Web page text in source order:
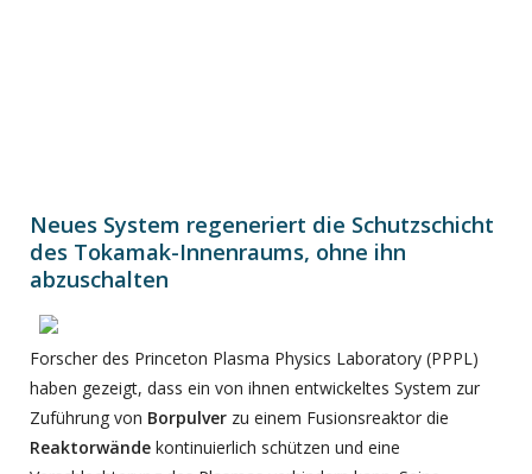
Neues System regeneriert die Schutzschicht
des Tokamak-Innenraums, ohne ihn
abzuschalten
Forscher des Princeton Plasma Physics Laboratory (PPPL)
haben gezeigt, dass ein von ihnen entwickeltes System zur
Zuführung von Borpulver zu einem Fusionsreaktor die
Reaktorwände kontinuierlich schützen und eine